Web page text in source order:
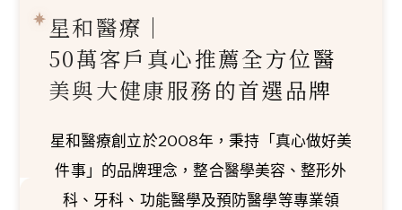
星和醫療｜
50萬客戶真心推薦全方位醫
美與大健康服務的首選品牌
星和醫療創立於2008年，秉持「真心做好美
件事」的品牌理念，整合醫學美容、整形外
科、牙科、功能醫學及預防醫學等專業領